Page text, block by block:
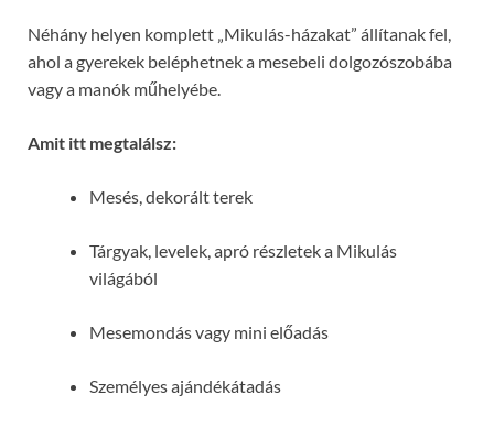
Néhány helyen komplett „Mikulás-házakat” állítanak fel,
ahol a gyerekek beléphetnek a mesebeli dolgozószobába
vagy a manók műhelyébe.
Amit itt megtalálsz:
Mesés, dekorált terek
Tárgyak, levelek, apró részletek a Mikulás
világából
Mesemondás vagy mini előadás
Személyes ajándékátadás